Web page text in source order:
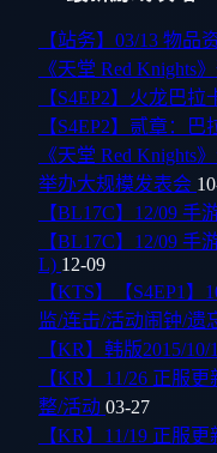
【站务】03/13 物品
《天堂 Red Knights
【S4EP2】火龙巴
【S4EP2】贰章：
《天堂 Red Knights
举办大规模发表会
【BL17C】12/09 手
【BL17C】12/09 手
L) 12-09
【KTS】【S4EP1
监/连击/活动闹钟/遗
【KR】韩版2015/
【KR】11/26 正服
整/活动 03-27
【KR】11/19 正服